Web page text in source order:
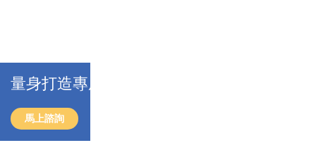
量身打造專屬SEO方案，立刻免費洽詢！
馬上諮詢